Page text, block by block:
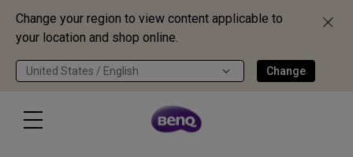
Change your region to view content applicable to
your location and shop online.
United States / English Change